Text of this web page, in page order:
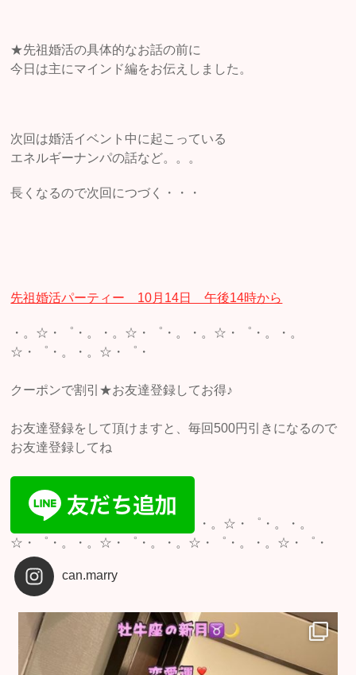
★先祖婚活の具体的なお話の前に
今日は主にマインド編をお伝えしました。
次回は婚活イベント中に起こっている
エネルギーナンパの話など。。。
長くなるので次回につづく・・・
先祖婚活パーティー 10月14日 午後14時から
・。☆・゜・。・。☆・゜・。・。☆・゜・。・。
☆・゜・。・。☆・゜・
クーポンで割引★お友達登録してお得♪
お友達登録をして頂けますと、毎回500円引きになるので
お友達登録してね
・。☆・゜・。・。
☆・゜・。・。☆・゜・。・。☆・゜・。・。☆・゜・
can.marry